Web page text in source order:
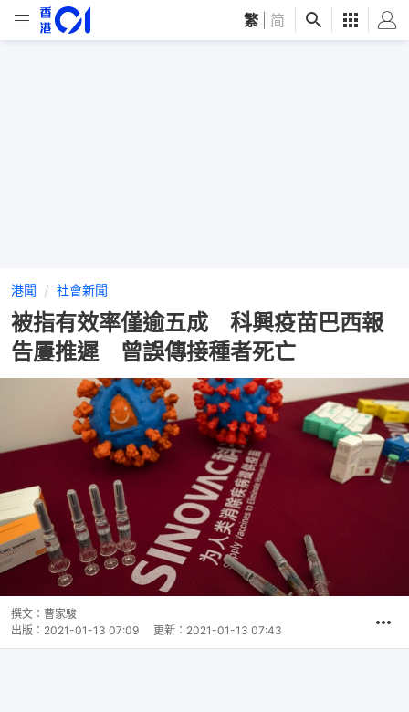
繁 简
港聞 社會新聞
被指有效率僅逾五成 科興疫苗巴西報
告屢推遲 曾誤傳接種者死亡
撰文： 曹家駿
出版： 2021-01-13 07:09 更新： 2021-01-13 07:43